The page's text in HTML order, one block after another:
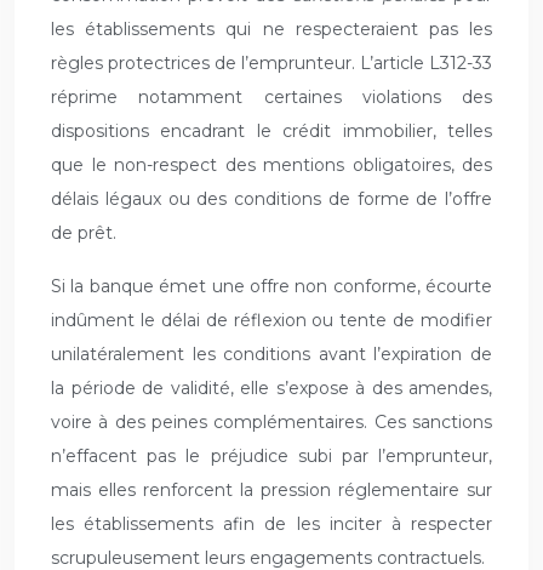
les établissements qui ne respecteraient pas les
règles protectrices de l’emprunteur. L’article L312-33
réprime notamment certaines violations des
dispositions encadrant le crédit immobilier, telles
que le non-respect des mentions obligatoires, des
délais légaux ou des conditions de forme de l’offre
de prêt.
Si la banque émet une offre non conforme, écourte
indûment le délai de réflexion ou tente de modifier
unilatéralement les conditions avant l’expiration de
la période de validité, elle s’expose à des amendes,
voire à des peines complémentaires. Ces sanctions
n’effacent pas le préjudice subi par l’emprunteur,
mais elles renforcent la pression réglementaire sur
les établissements afin de les inciter à respecter
scrupuleusement leurs engagements contractuels.